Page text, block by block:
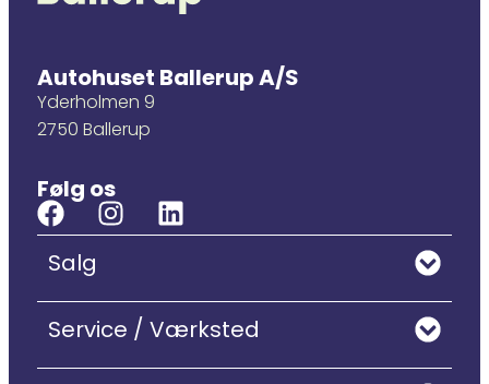
Autohuset Ballerup A/S
Yderholmen 9
2750 Ballerup
Følg os
Salg
Service / Værksted